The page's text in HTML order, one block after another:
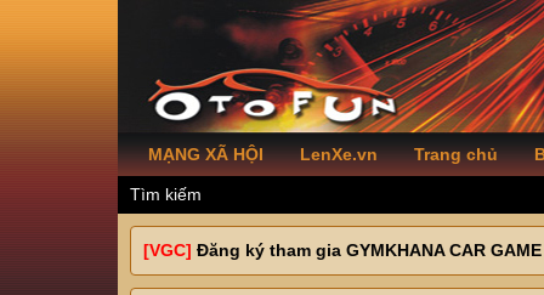
MẠNG XÃ HỘI LenXe.vn Trang chủ
Tìm kiếm
[VGC] Đăng ký tham gia GYMKHANA CAR